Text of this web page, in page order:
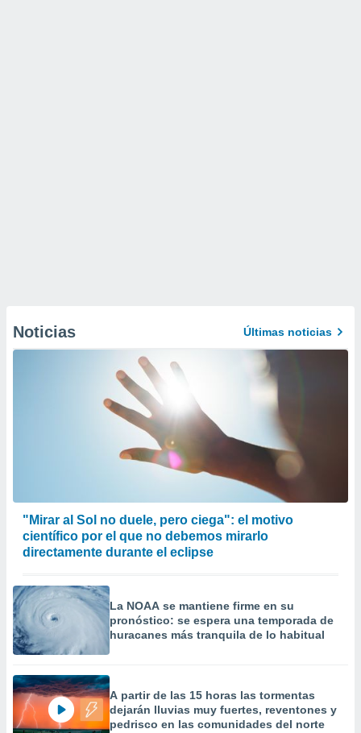
Noticias Últimas noticias
"Mirar al Sol no duele, pero ciega": el motivo
científico por el que no debemos mirarlo
directamente durante el eclipse
La NOAA se mantiene firme en su
pronóstico: se espera una temporada de
huracanes más tranquila de lo habitual
A partir de las 15 horas las tormentas
dejarán lluvias muy fuertes, reventones y
pedrisco en las comunidades del norte